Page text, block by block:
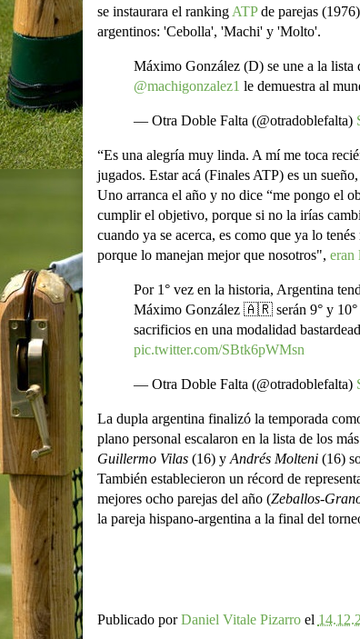
se instaurara el ranking ATPde parejas
argentinos: 'Cebolla', 'Machi' y 'Molto'.
Máximo González (D) se une a la lista
@machigonzalez1 le demuestra al
— Otra Doble Falta (@otradoblefalta)
“Es una alegría muy linda. A mí me toca
jugados. Estar acá (Finales ATP) es un
Uno arranca el año y no dice “me pongo el
cumplir el objetivo, porque si no la irías
cuando ya se acerca, es como que ya lo
porque lo manejan mejor que nosotros", eran
Por 1° vez en la historia, Argentina
Máximo González 🇦🇷 serán 9° y 10°
sacrificios en una modalidad
pic.twitter.com/SBtk6pWMsn
— Otra Doble Falta (@otradoblefalta)
La dupla argentina finalizó la temporada
plano personal escalaron en la lista de los
Guillermo Vilas(16) y Andrés Molteni(16)
También establecieron un récord de
mejores ocho parejas del año (Zeballos-
la pareja hispano-argentina a la final del
Publicado porDaniel Vitale Pizarro el